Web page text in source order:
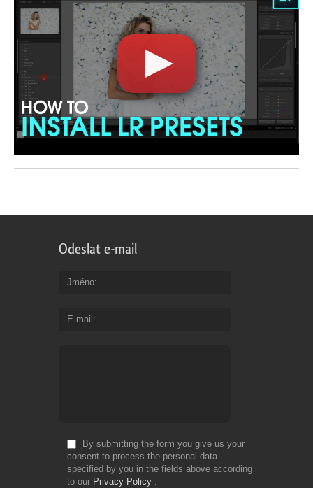
Odeslat e-mail
Jméno
E-mail
By submitting the form you give us your
consent to process the personal data
specified by you in the fields above according
to our Privacy Policy